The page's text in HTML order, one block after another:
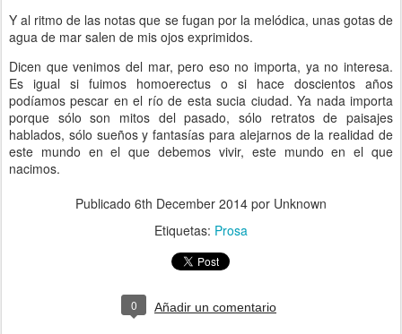
Y al ritmo de las notas que se fugan por la melódica, unas gotas de
agua de mar salen de mis ojos exprimidos.
Dicen que venimos del mar, pero eso no importa, ya no interesa.
Es igual si fuimos homoerectus o si hace doscientos años
podíamos pescar en el río de esta sucia ciudad. Ya nada importa
porque sólo son mitos del pasado, sólo retratos de paisajes
hablados, sólo sueños y fantasías para alejarnos de la realidad de
este mundo en el que debemos vivir, este mundo en el que
nacimos.
Publicado 6th December 2014 por Unknown
Etiquetas: Prosa
0 Añadir un comentario